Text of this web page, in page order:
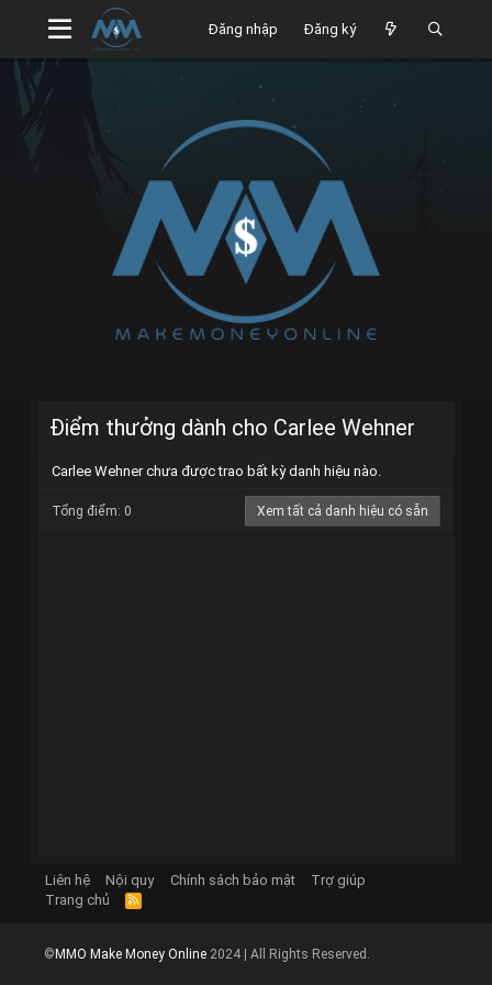
Đăng nhập Đăng ký
Điểm thưởng dành cho Carlee Wehner
Carlee Wehner chưa được trao bất kỳ danh hiệu nào.
Tổng điểm: 0 Xem tất cả danh hiệu có sẵn
Liên hệ Nội quy Chính sách bảo mật
Trợ giúp
Trang chủ
R
S
© MMO Make Money Online 2024 | All Rights Reserved.